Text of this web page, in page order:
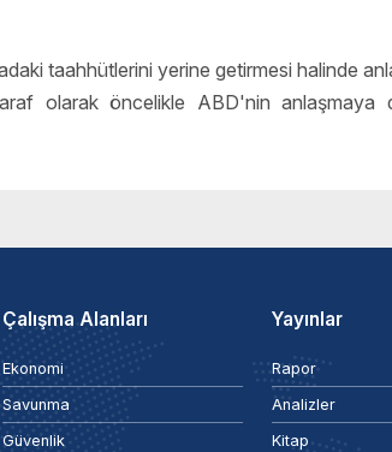
taahhütlerini yerine getirmesi halinde
olarak öncelikle ABD'nin anlaşmaya
Çalışma Alanları
Ekonomi
Savunma
Güvenlik
Yayınlar
Rapor
Analizler
Kitap